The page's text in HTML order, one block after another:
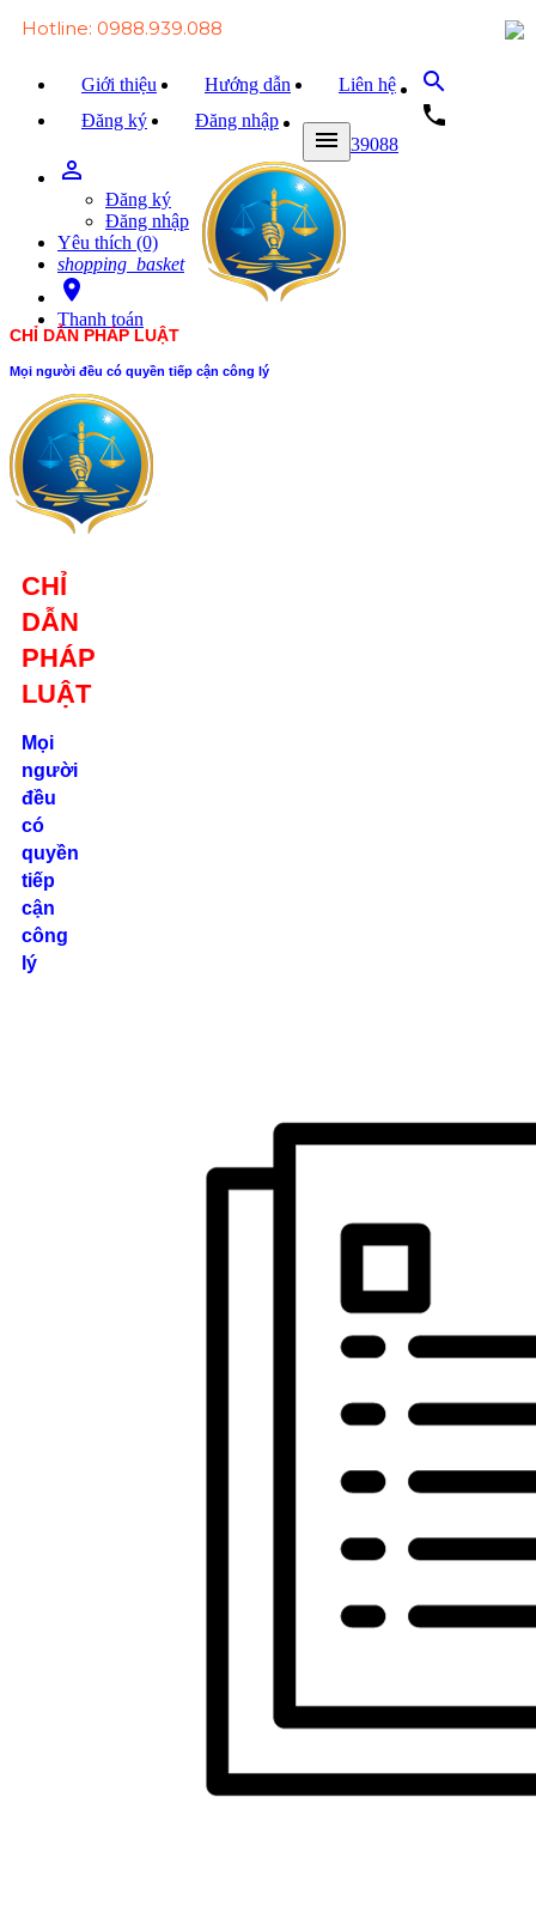
Hotline: 0988.939.088
Giới thiệu Hướng dẫn
Liên hệ
Đăng ký
Đăng nhập
search
local_phone
0988939088
person_outline
Đăng ký
Đăng nhập
Yêu thích (0)
shopping_basket
room
Thanh toán
menu
CHỈ DẪN PHÁP LUẬT
Mọi người đều có quyền tiếp cận công lý
CHỈ
DẪN
PHÁP
LUẬT
Mọi
người
đều
có
quyền
tiếp
cận
công
lý
Trang chủ
Văn bản Luật
Văn bản Đảng
Tài liệu
Hỏi - đáp
Trao đổi
Tin tức
Liên hệ
Số 24/2B
Đường Võ
Oanh, P. 25, Q.
Bình Thạnh, Tp.
Hồ Chí Minh
0862.000.639